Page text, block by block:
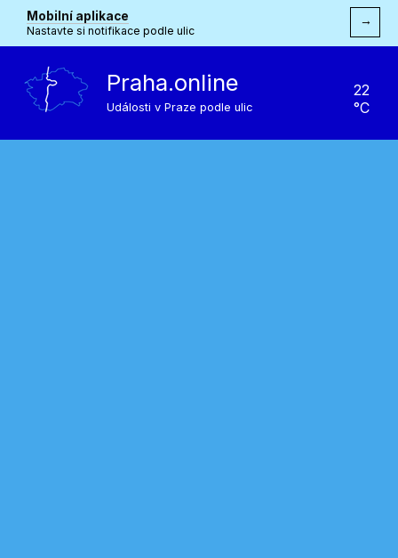
Mobilní aplikace
Nastavte si notifikace podle ulic
→
Praha.online
Události v Praze podle ulic
22
°C